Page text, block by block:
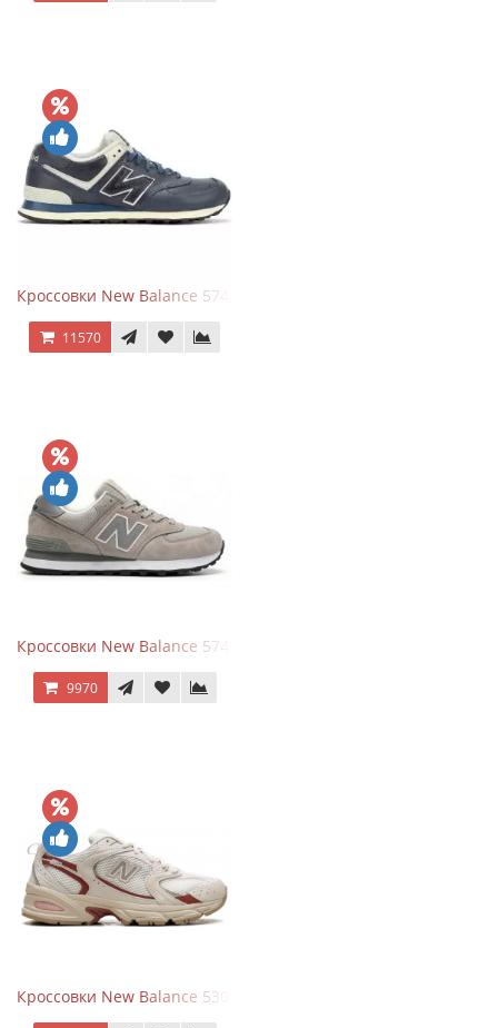
Кроссовки New Balance 574 Classic Blue White Leather
11570
Кроссовки New Balance 574 Silver Summer Fog
9970
Кроссовки New Balance 530 Festival Pack Clay